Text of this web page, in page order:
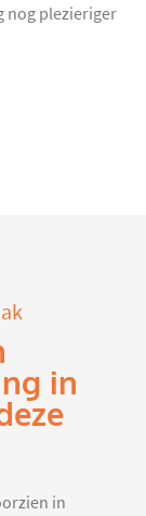
nog plezieriger
in
in